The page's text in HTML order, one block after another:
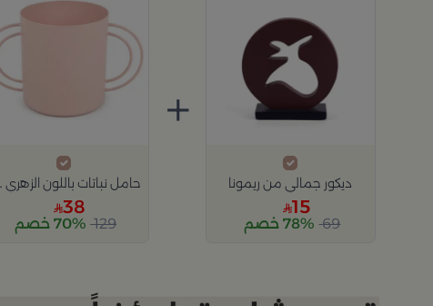
ديكور جمالي من ريمونا
15
69 78% خصم
+
حامل
38
129 70% خصم